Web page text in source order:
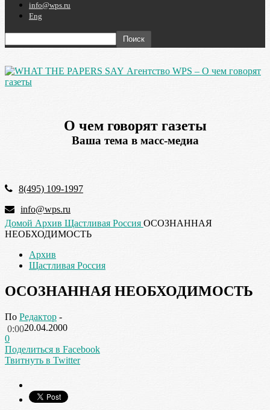
info@wps.ru
Eng
Агентство WPS – О чем говорят
газеты
О чем говорят газеты
Ваша тема в масс-медиа
8(495) 109-1997
info@wps.ru
Домой Архив Щастливая Россия ОСОЗНАННАЯ
НЕОБХОДИМОСТЬ
Архив
Щастливая Россия
ОСОЗНАННАЯ НЕОБХОДИМОСТЬ
По Редактор -
20.04.2000
0:00
0
Поделиться в Facebook
Твитнуть в Twitter